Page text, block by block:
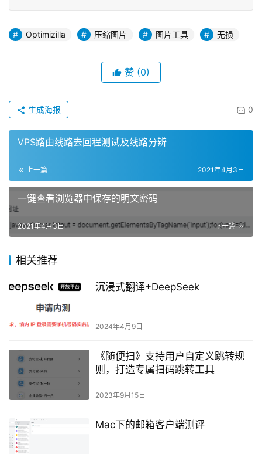
Optimizilla 压缩图片 图片工具 无损
赞 (0)
0
生成海报
VPS路由线路去回程测试及线路分辨
上一篇 2021年4月3日
一键查看浏览器中保存的明文密码
下一篇
2021年4月3日
相关推荐
沉浸式翻译+DeepSeek
2024年4月9日
《随便扫》支持用户自定义跳转规
则，打造专属扫码跳转工具
2023年9月15日
Mac下的邮箱客户端测评